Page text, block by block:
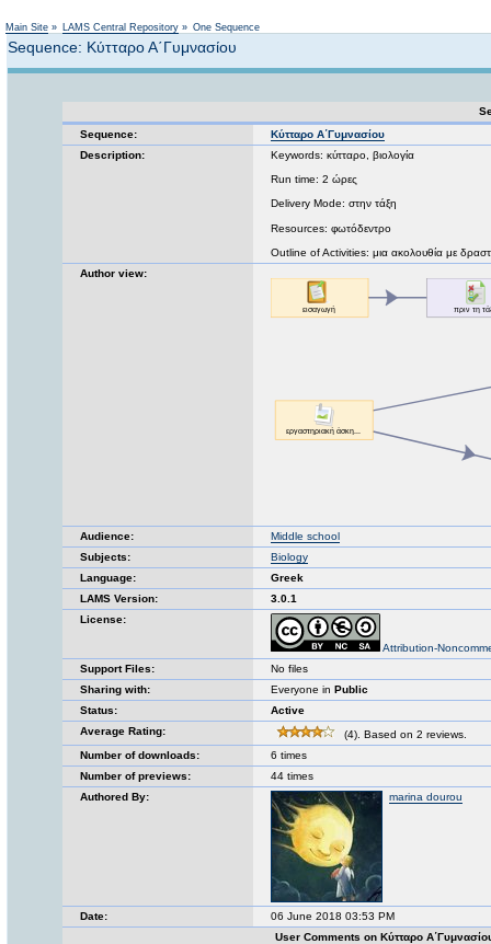
Main Site » LAMS Central Repository » One Sequence
Sequence: Κύτταρο Α΄Γυμνασίου
Sequence:
Κύτταρο Α΄Γυμνασίου
Description:
Keywords: κύτταρο, βιολογία
Run time: 2 ώρες
Delivery Mode: στην τάξη
Resources: φωτόδεντρο
Outline of Activities: μια ακολουθία με
Author view:
Audience:
Middle school
Subjects:
Biology
Language:
Greek
LAMS Version:
3.0.1
License:
Attribution-
Support Files:
No files
Sharing with:
Everyone in Public
Status:
Active
Average Rating:
(4). Based on 2 reviews.
Number of downloads:
6 times
Number of previews:
44 times
Authored By:
marina dourou
Date:
06 June 2018 03:53 PM
User Comments on Κύτταρο